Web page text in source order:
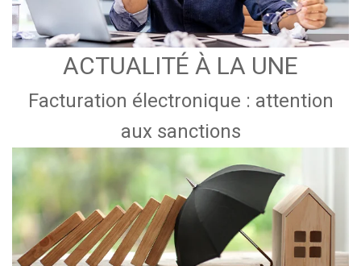
ACTUALITÉ À LA UNE
Facturation électronique : attention
aux sanctions